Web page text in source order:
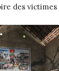
des victimes